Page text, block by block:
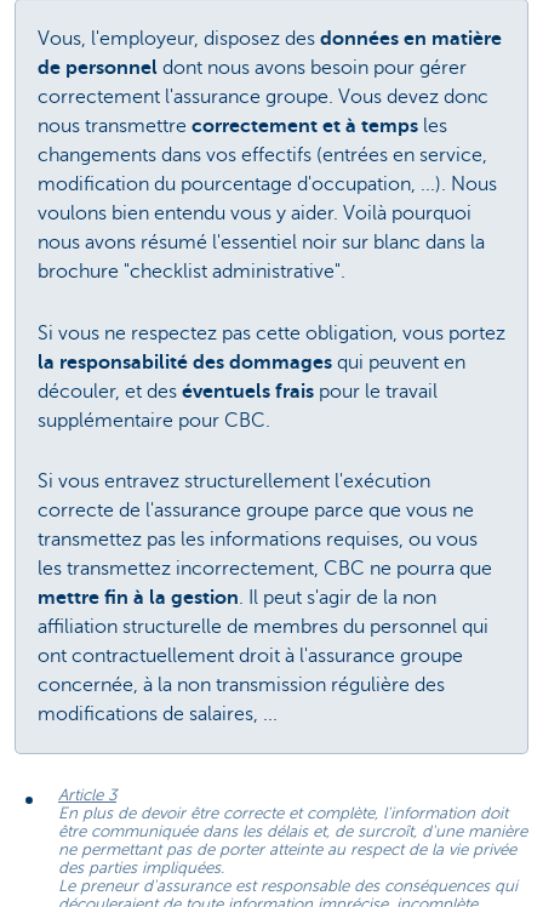
Vous, l'employeur, disposez des données en matière
de personnel dont nous avons besoin pour gérer
correctement l'assurance groupe. Vous devez donc
nous transmettre correctement et à temps les
changements dans vos effectifs (entrées en service,
modification du pourcentage d'occupation, ...). Nous
voulons bien entendu vous y aider. Voilà pourquoi
nous avons résumé l'essentiel noir sur blanc dans la
brochure "checklist administrative".
Si vous ne respectez pas cette obligation, vous portez
la responsabilité des dommages qui peuvent en
découler, et des éventuels frais pour le travail
supplémentaire pour CBC.
Si vous entravez structurellement l'exécution
correcte de l'assurance groupe parce que vous ne
transmettez pas les informations requises, ou vous
les transmettez incorrectement, CBC ne pourra que
mettre fin à la gestion. Il peut s'agir de la non
affiliation structurelle de membres du personnel qui
ont contractuellement droit à l'assurance groupe
concernée, à la non transmission régulière des
modifications de salaires, ...
Article 3
En plus de devoir être correcte et complète, l'information doit
être communiquée dans les délais et, de surcroît, d'une manière
ne permettant pas de porter atteinte au respect de la vie privée
des parties impliquées.
Le preneur d'assurance est responsable des conséquences qui